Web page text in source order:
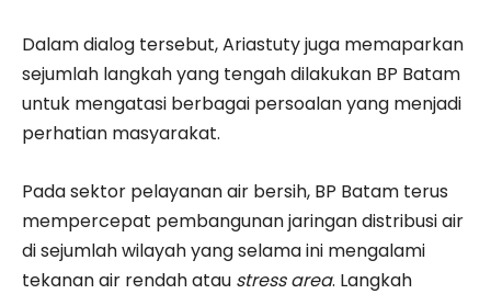
Dalam dialog tersebut, Ariastuty juga memaparkan
sejumlah langkah yang tengah dilakukan BP Batam
untuk mengatasi berbagai persoalan yang menjadi
perhatian masyarakat.
Pada sektor pelayanan air bersih, BP Batam terus
mempercepat pembangunan jaringan distribusi air
di sejumlah wilayah yang selama ini mengalami
tekanan air rendah atau stress area. Langkah